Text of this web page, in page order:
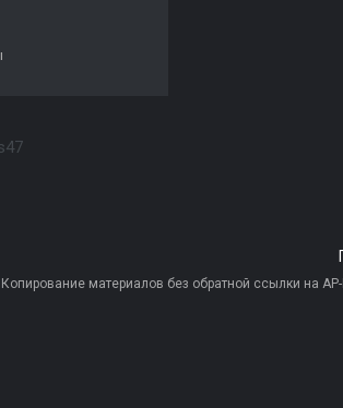
Копирование материалов без обратной ссылки на